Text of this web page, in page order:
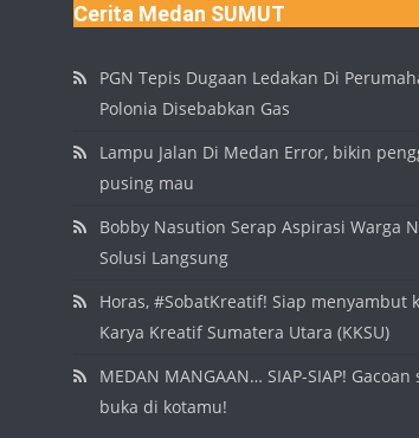
Cerita Medan SUMUT
PGN Tepis Dugaan Ledakan Di
Polonia Disebabkan Gas
Lampu Jalan Di Medan Error, bikin
pusing mau
Bobby Nasution Serap Aspirasi Warga
Solusi Langsung
Horas, #SobatKreatif! Siap menyambut
Karya Kreatif Sumatera Utara (KKSU)
MEDAN MANGAAN… SIAP-SIAP!
buka di kotamu!